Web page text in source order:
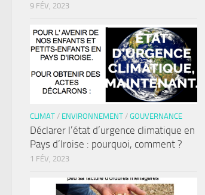
9 FÉV, 2023
CLIMAT / ENVIRONNEMENT / GOUVERNANCE
Déclarer l’état d’urgence climatique en
Pays d’Iroise : pourquoi, comment ?
1 FÉV, 2023